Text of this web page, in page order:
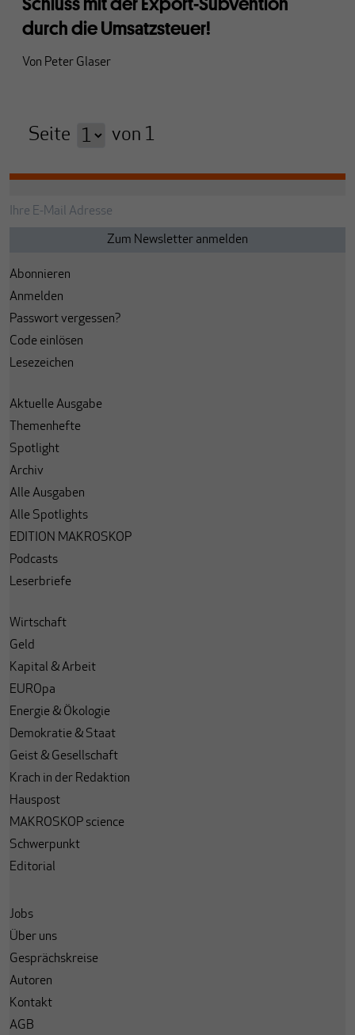
durch die Umsatzsteuer!
Von Peter Glaser
Seite von 1
Abonnieren
Anmelden
Passwort vergessen?
Code einlösen
Lesezeichen
Aktuelle Ausgabe
Themenhefte
Spotlight
Archiv
Alle Ausgaben
Alle Spotlights
EDITION MAKROSKOP
Podcasts
Leserbriefe
Wirtschaft
Geld
Kapital & Arbeit
EUROpa
Energie & Ökologie
Demokratie & Staat
Geist & Gesellschaft
Krach in der Redaktion
Hauspost
MAKROSKOP science
Schwerpunkt
Editorial
Jobs
Über uns
Gesprächskreise
Autoren
Kontakt
AGB